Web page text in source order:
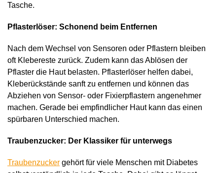
Tasche.
Pflasterlöser: Schonend beim Entfernen
Nach dem Wechsel von Sensoren oder Pflastern bleiben
oft Klebereste zurück. Zudem kann das Ablösen der
Pflaster die Haut belasten. Pflasterlöser helfen dabei,
Kleberückstände sanft zu entfernen und können das
Abziehen von Sensor- oder Fixierpflastern angenehmer
machen. Gerade bei empfindlicher Haut kann das einen
spürbaren Unterschied machen.
Traubenzucker: Der Klassiker für unterwegs
Traubenzucker gehört für viele Menschen mit Diabetes